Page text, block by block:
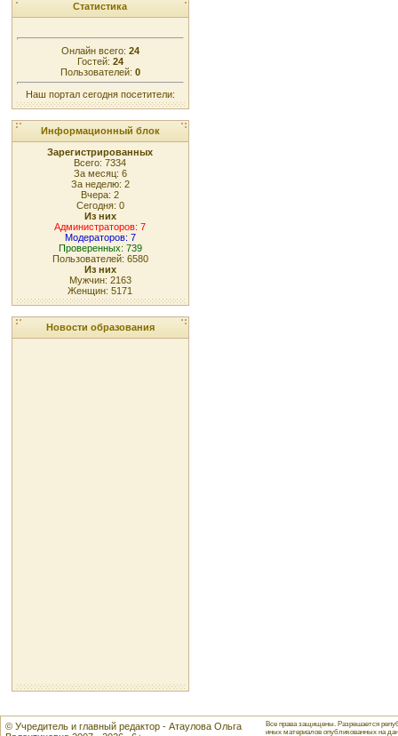
Статистика
Онлайн всего: 24
Гостей: 24
Пользователей: 0
Наш портал сегодня посетители:
Информационный блок
Зарегистрированных
Всего: 7334
За месяц: 6
За неделю: 2
Вчера: 2
Сегодня: 0
Из них
Администраторов: 7
Модераторов: 7
Проверенных: 739
Пользователей: 6580
Из них
Мужчин: 2163
Женщин: 5171
Новости образования
© Учредитель и главный редактор - Атаулова Ольга
Все права защищены. Разрешается
иных материалов опубликованных на